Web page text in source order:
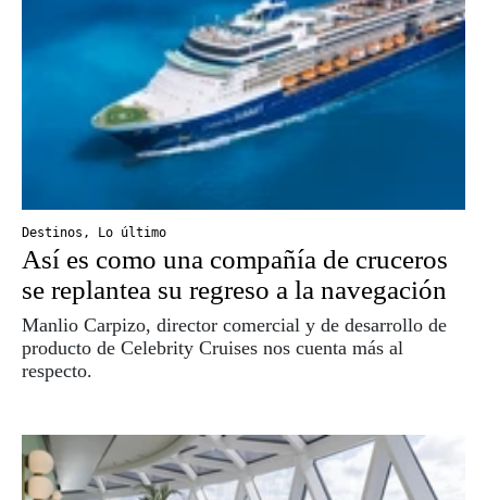
Destinos , Lo último
Así es como una compañía de cruceros
se replantea su regreso a la navegación
Manlio Carpizo, director comercial y de desarrollo de
producto de Celebrity Cruises nos cuenta más al
respecto.